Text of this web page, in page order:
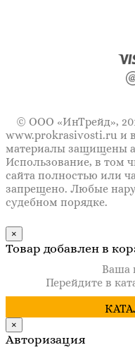
© ООО «ИнТрейд»,
www.prokrasivosti.ru и
материалы защищены
Использование, в том
сайта полностью или
запрещено. Любые
судебном порядке.
×
Товар добавлен в
Ваша
Перейдите в
×
Авторизация